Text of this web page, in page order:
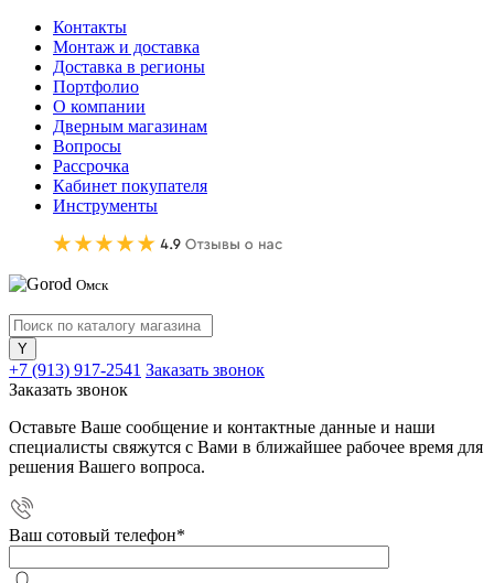
Контакты
Монтаж и доставка
Доставка в регионы
Портфолио
О компании
Дверным магазинам
Вопросы
Рассрочка
Кабинет покупателя
Инструменты
Омск
+7 (913) 917-2541 Заказать звонок
Заказать звонок
Оставьте Ваше сообщение и контактные данные и наши
специалисты свяжутся с Вами в ближайшее рабочее время для
решения Вашего вопроса.
Ваш сотовый телефон*